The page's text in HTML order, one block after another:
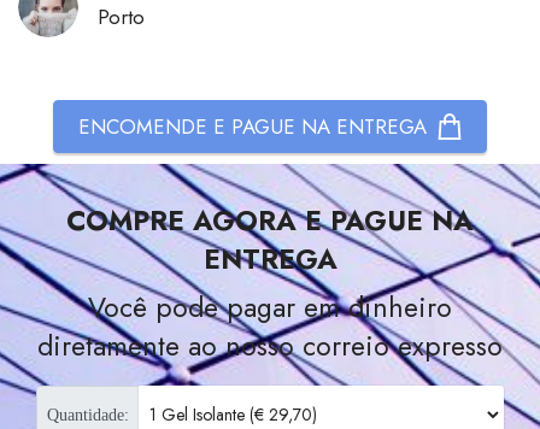
Porto
ENCOMENDE E PAGUE NA ENTREGA
COMPRE AGORA E PAGUE NA
ENTREGA
Você pode pagar em dinheiro
diretamente ao nosso correio expresso
Quantidade: